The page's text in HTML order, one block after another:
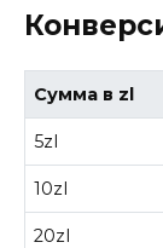
Сумма в zl
5zl
10zl
20zl